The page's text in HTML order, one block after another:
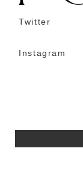
Twitter
Instagram